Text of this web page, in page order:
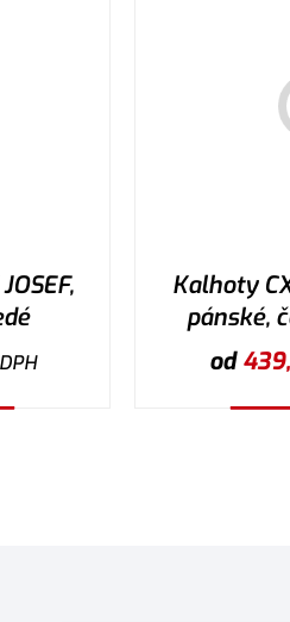
Kalhoty
pánské,
od